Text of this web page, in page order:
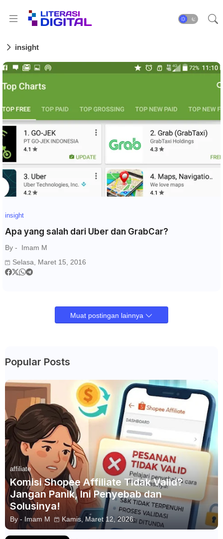
insight
insight
Apa yang salah dari Uber dan GrabCar?
By -
Imam M
Selasa, Maret 15, 2016
Muat postingan lainnya
Popular Posts
affiliate
Komisi Shopee Affiliate Tidak Valid?
Jangan Panik, Ini Penyebab dan
Solusinya!
By - Imam M Kamis, Maret 12, 2026